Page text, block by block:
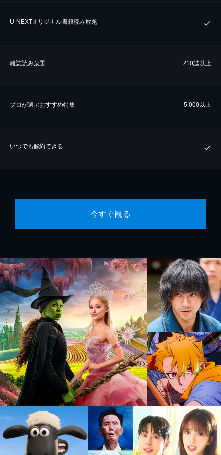
U-NEXTオリジナル書籍読み放題
雑誌読み放題 210誌以上
プロが選ぶおすすめ特集 5,000以上
いつでも解約できる
今すぐ観る